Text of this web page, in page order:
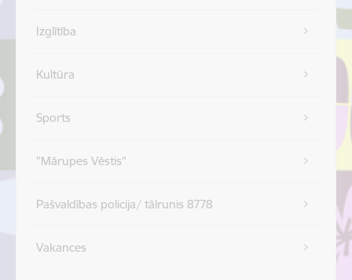
Izglītība
Kultūra
Sports
"Mārupes Vēstis"
Pašvaldības policija/ tālrunis 8778
Vakances